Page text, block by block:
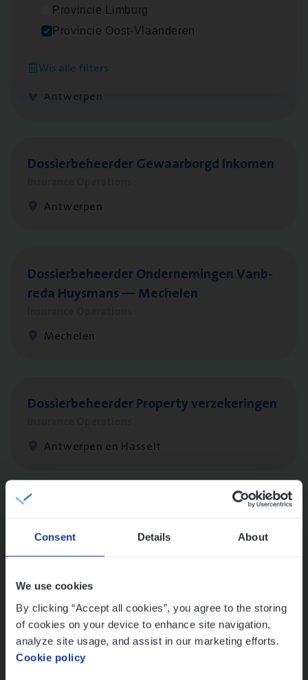
Consent Details About
We use cookies
By clicking “Accept all cookies”, you agree to the storing
of cookies on your device to enhance site navigation,
analyze site usage, and assist in our marketing efforts.
Cookie policy
Provincie Limburg
Provincie Oost-Vlaanderen
Wis alle filters
Insurance Operations
Antwerpen
Dos­sier­be­heer­der Gewaar­borgd Inkomen
Antwerpen
Dos­sier­be­heer­der Onder­ne­min­gen Van­b­
re­da Huys­mans — Mechelen
Mechelen
Dos­sier­be­heer­der Pro­per­ty verzekeringen
Antwerpen en Hasselt
Dos­sier­be­heer­der ver­ze­ke­rin­gen — Soci­al
Pro­fit en Public
Scha­de Expert Fleet
Claims Management